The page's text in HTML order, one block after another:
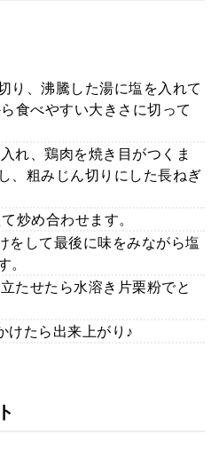
り、沸騰した湯に塩を入れて
食べやすい大きさに切って
れ、鶏肉を焼き目がつくま
、粗みじん切りにした長ねぎ
炒め合わせます。
をして最後に味をみながら塩
。
たせたら水溶き片栗粉でと
けたら出来上がり♪